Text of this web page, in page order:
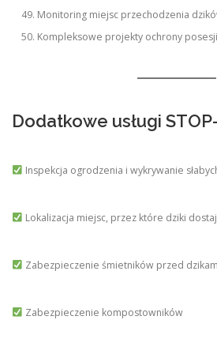
Monitoring miejsc przechodzenia
Kompleksowe projekty ochrony
Dodatkowe usługi
Inspekcja ogrodzenia i wykrywanie
Lokalizacja miejsc, przez które dziki
Zabezpieczenie śmietników przed
Zabezpieczenie kompostowników